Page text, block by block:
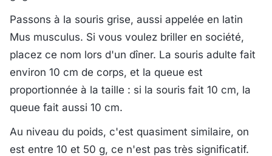
Passons à la souris grise, aussi appelée en latin
Mus musculus. Si vous voulez briller en société,
placez ce nom lors d'un dîner. La souris adulte fait
environ 10 cm de corps, et la queue est
proportionnée à la taille : si la souris fait 10 cm, la
queue fait aussi 10 cm.
Au niveau du poids, c'est quasiment similaire, on
est entre 10 et 50 g, ce n'est pas très significatif.